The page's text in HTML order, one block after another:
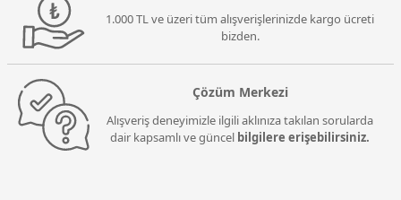
1.000 TL ve üzeri tüm alışverişlerinizde kargo ücreti
bizden.
Çözüm Merkezi
Alışveriş deneyimizle ilgili aklınıza takılan sorularda
dair kapsamlı ve güncel bilgilere erişebilirsiniz.